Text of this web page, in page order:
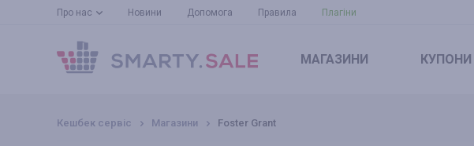
Про нас Новини Допомога Правила Плагіни
МАГАЗИНИ КУПОНИ
Кешбек сервіс Магазини Foster Grant